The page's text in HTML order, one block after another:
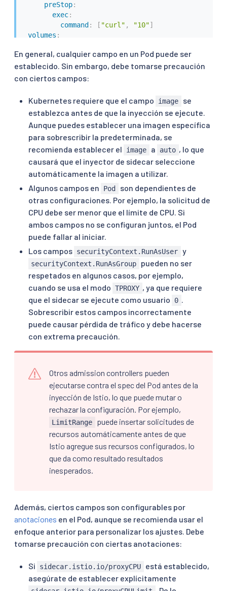
preStop:
exec:
command : [ "curl" , "10"]
volumes :
secret:
secretName: istio-certs
En general, cualquier campo en un Pod puede ser
establecido. Sin embargo, debe tomarse precaución
con ciertos campos:
Kubernetes requiere que el campo image
se
establezca antes de que la inyección se ejecute.
Aunque puedes establecer una imagen específica
para sobrescribir la predeterminada, se
recomienda establecer el
image a auto , lo que
causará que el inyector de sidecar seleccione
automáticamente la imagen a utilizar.
Algunos campos en
Pod
son dependientes de
otras configuraciones. Por ejemplo, la solicitud de
CPU debe ser menor que el límite de CPU. Si
ambos campos no se configuran juntos, el Pod
puede fallar al iniciar.
Los campos securityContext.RunAsUser y
securityContext.RunAsGroup
pueden no ser
respetados en algunos casos, por ejemplo,
cuando se usa el modo TPROXY , ya que requiere
que el sidecar se ejecute como usuario
0 .
Sobrescribir estos campos incorrectamente
puede causar pérdida de tráfico y debe hacerse
con extrema precaución.
Otros admission controllers pueden
ejecutarse contra el spec del Pod antes de la
inyección de Istio, lo que puede mutar o
rechazar la configuración. Por ejemplo,
LimitRange
puede insertar solicitudes de
recursos automáticamente antes de que
Istio agregue sus recursos configurados, lo
que da como resultado resultados
inesperados.
Además, ciertos campos son configurables por
anotaciones en el Pod, aunque se recomienda usar el
enfoque anterior para personalizar los ajustes. Debe
tomarse precaución con ciertas anotaciones:
Si sidecar.istio.io/proxyCPU
está establecido,
asegúrate de establecer explícitamente